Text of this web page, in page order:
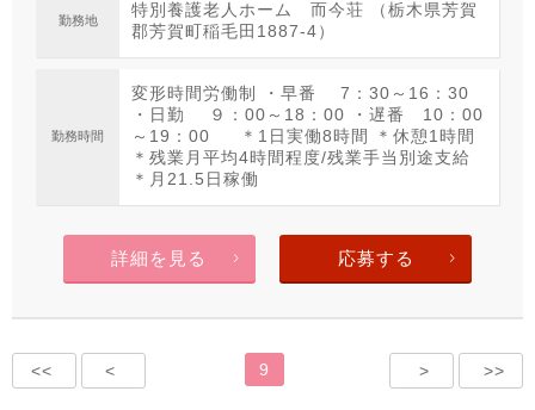
勤務地
特別養護老人ホーム 而今荘 （栃木県芳賀
郡芳賀町稲毛田1887-4）
勤務時間
変形時間労働制 ・早番 7：30～16：30
・日勤 ９：00～18：00 ・遅番 10：00
～19：00 ＊1日実働8時間 ＊休憩1時間
＊残業月平均4時間程度/残業手当別途支給
＊月21.5日稼働
詳細を見る 応募する
<< < 9 > >>